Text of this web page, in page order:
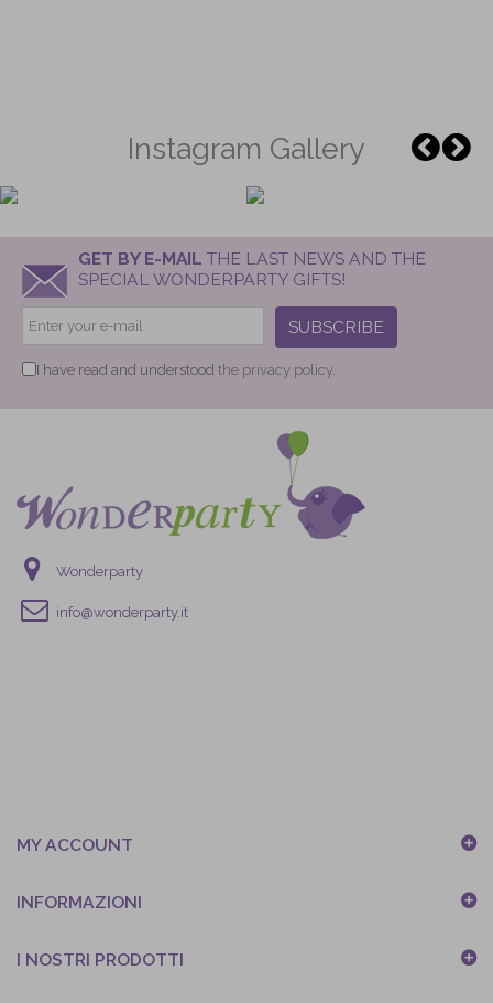
Instagram Gallery
GET BY E-MAIL THE LAST NEWS AND THE
SPECIAL WONDERPARTY GIFTS!
SUBSCRIBE
I have read and understood the privacy policy.
Wonderparty
info@wonderparty.it
MY ACCOUNT
INFORMAZIONI
I NOSTRI PRODOTTI